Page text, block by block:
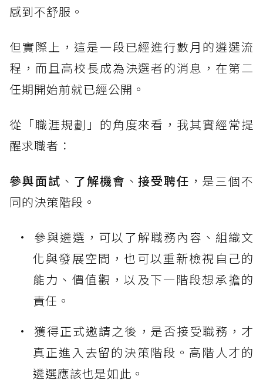
感到不舒服。
但實際上，這是一段已經進行數月的遴選流
程，而且高校長成為決選者的消息，在第二
任期開始前就已經公開。
從「職涯規劃」的角度來看，我其實經常提
醒求職者：
參與面試 、 了解機會 、接受聘任 ，是三個不
同的決策階段。
參與遴選，可以了解職務內容、組織文
化與發展空間，也可以重新檢視自己的
能力、價值觀，以及下一階段想承擔的
責任。
獲得正式邀請之後，是否接受職務，才
真正進入去留的決策階段。高階人才的
遴選應該也是如此。